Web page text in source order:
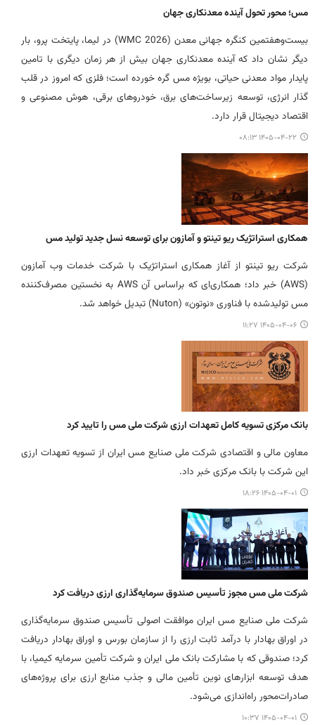
مس؛ محور تحول آینده معدنکاری جهان
بیست‌وهفتمین کنگره جهانی معدن (WMC 2026) در لیما، پایتخت پرو، بار
دیگر نشان داد که آینده معدنکاری جهان بیش از هر زمان دیگری با تامین
پایدار مواد معدنی حیاتی، بویژه مس گره خورده است؛ فلزی که امروز در قلب
گذار انرژی، توسعه زیرساخت‌های برق، خودروهای برقی، هوش مصنوعی و
اقتصاد دیجیتال قرار دارد.
۱۴۰۵-۰۴-۲۲ ۰۸:۱۳
همکاری استراتژیک ریو تینتو و آمازون برای توسعه نسل جدید تولید مس
شرکت ریو تینتو از آغاز همکاری استراتژیک با شرکت خدمات وب آمازون
(AWS) خبر داد؛ همکاری‌ای که براساس آن AWS به نخستین مصرف‌کننده
مس تولیدشده با فناوری «نوتون» (Nuton) تبدیل خواهد شد.
۱۴۰۵-۰۴-۰۶ ۱۱:۲۷
بانک مرکزی تسویه کامل تعهدات ارزی شرکت ملی مس را تایید کرد
معاون مالی و اقتصادی شرکت ملی صنایع مس ایران از تسویه تعهدات ارزی
این شرکت با بانک مرکزی خبر داد.
۱۴۰۵-۰۴-۰۱ ۱۸:۲۶
شرکت ملی مس مجوز تأسیس صندوق سرمایه‌گذاری ارزی دریافت کرد
شرکت ملی صنایع مس ایران موافقت اصولی تأسیس صندوق سرمایه‌گذاری
در اوراق بهادار با درآمد ثابت ارزی را از سازمان بورس و اوراق بهادار دریافت
کرد؛ صندوقی که با مشارکت بانک ملی ایران و شرکت تأمین سرمایه کیمیا، با
هدف توسعه ابزارهای نوین تأمین مالی و جذب منابع ارزی برای پروژه‌های
صادرات‌محور راه‌اندازی می‌شود.
۱۴۰۵-۰۴-۰۱ ۱۰:۳۷